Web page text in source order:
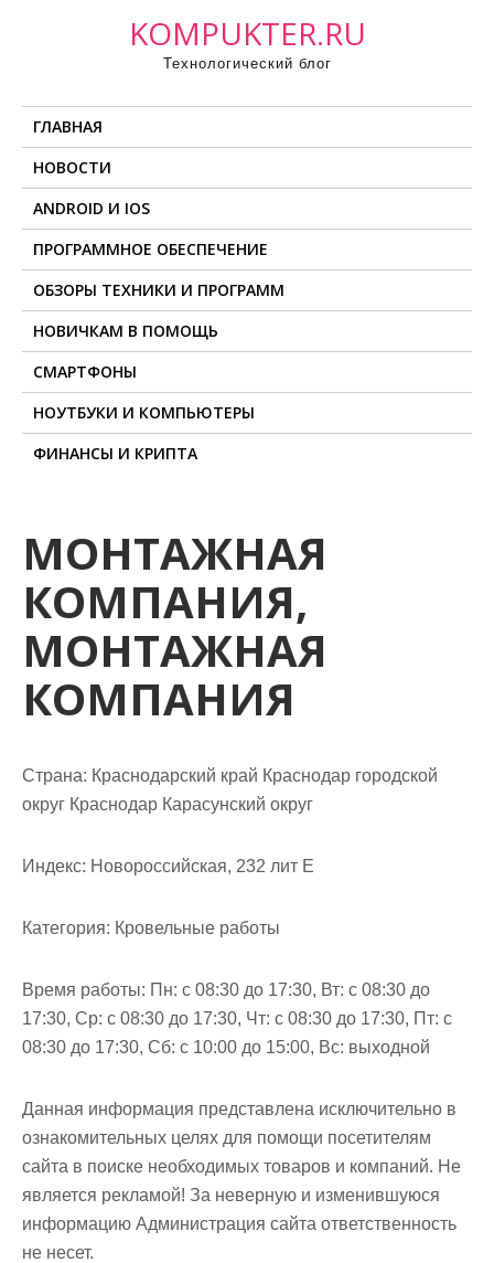
KOMPUKTER.RU
Технологический блог
ГЛАВНАЯ
НОВОСТИ
ANDROID И IOS
ПРОГРАММНОЕ ОБЕСПЕЧЕНИЕ
ОБЗОРЫ ТЕХНИКИ И ПРОГРАММ
НОВИЧКАМ В ПОМОЩЬ
СМАРТФОНЫ
НОУТБУКИ И КОМПЬЮТЕРЫ
ФИНАНСЫ И КРИПТА
МОНТАЖНАЯ
КОМПАНИЯ,
МОНТАЖНАЯ
КОМПАНИЯ
Страна: Краснодарский край Краснодар городской
округ Краснодар Карасунский округ
Индекс: Новороссийская, 232 лит Е
Категория: Кровельные работы
Время работы: Пн: с 08:30 до 17:30, Вт: с 08:30 до
17:30, Ср: с 08:30 до 17:30, Чт: с 08:30 до 17:30, Пт: с
08:30 до 17:30, Сб: с 10:00 до 15:00, Вс: выходной
Данная информация представлена исключительно в
ознакомительных целях для помощи посетителям
сайта в поиске необходимых товаров и компаний. Не
является рекламой! За неверную и изменившуюся
информацию Администрация сайта ответственность
не несет.